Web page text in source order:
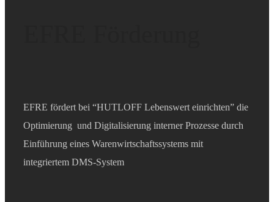
EFRE fördert bei “HUTLOFF Lebenswert einrichten” die
Optimierung und Digitalisierung interner Prozesse durch
Einführung eines Warenwirtschaftssystems mit
integriertem DMS-System